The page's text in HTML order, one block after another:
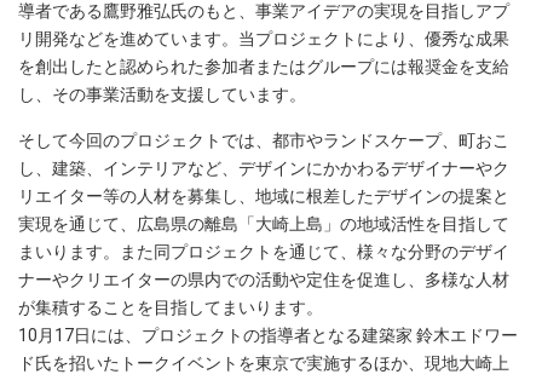
導者である鷹野雅弘氏のもと、事業アイデアの実現を目指しアプ
リ開発などを進めています。当プロジェクトにより、優秀な成果
を創出したと認められた参加者またはグループには報奨金を支給
し、その事業活動を支援しています。
そして今回のプロジェクトでは、都市やランドスケープ、町おこ
し、建築、インテリアなど、デザインにかかわるデザイナーやク
リエイター等の人材を募集し、地域に根差したデザインの提案と
実現を通じて、広島県の離島「大崎上島」の地域活性を目指して
まいります。また同プロジェクトを通じて、様々な分野のデザイ
ナーやクリエイターの県内での活動や定住を促進し、多様な人材
が集積することを目指してまいります。
10月17日には、プロジェクトの指導者となる建築家 鈴木エドワー
ド氏を招いたトークイベントを東京で実施するほか、現地大崎上